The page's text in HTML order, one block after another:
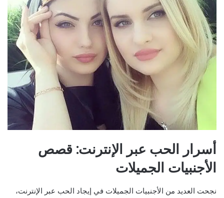
أسرار الحب عبر الإنترنت: قصص
الأجنبيات الجميلات
نجحت العديد من الأجنبيات الجميلات في إيجاد الحب عبر الإنترنت،